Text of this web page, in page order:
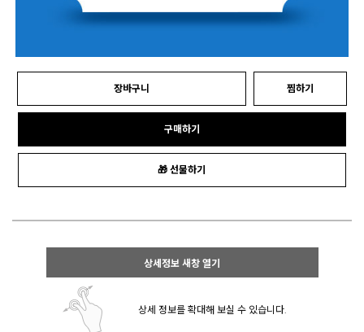
장바구니 찜하기
구매하기
🎁 선물하기
상세정보 새창 열기
상세 정보를 확대해 보실 수 있습니다.